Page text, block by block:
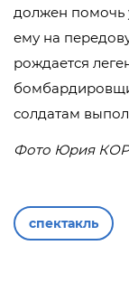
должен помочь
ему на
рождается
солдатам
Фото Юрия
спектакль